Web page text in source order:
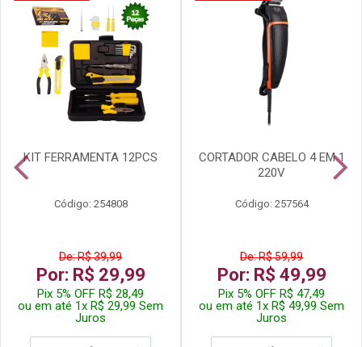
KIT FERRAMENTA 12PCS
Código: 254808
De: R$ 39,99
Por: R$ 29,99
Pix 5% OFF R$ 28,49
ou em até 1x R$ 29,99 Sem
Juros
CORTADOR CABELO 4 EM 1
220V
Código: 257564
De: R$ 59,99
Por: R$ 49,99
Pix 5% OFF R$ 47,49
ou em até 1x R$ 49,99 Sem
Juros